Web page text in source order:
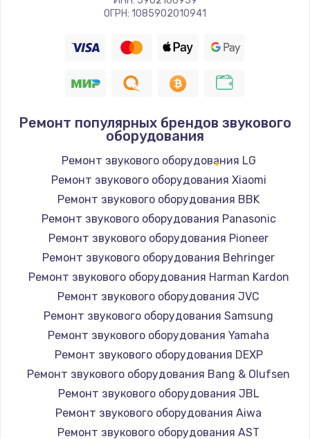
ОГРН: 1085902010941
Ремонт популярных брендов звукового
оборудования
Ремонт звукового оборудования LG
Ремонт звукового оборудования Xiaomi
Ремонт звукового оборудования BBK
Ремонт звукового оборудования Panasonic
Ремонт звукового оборудования Pioneer
Ремонт звукового оборудования Behringer
Ремонт звукового оборудования Harman Kardon
Ремонт звукового оборудования JVC
Ремонт звукового оборудования Samsung
Ремонт звукового оборудования Yamaha
Ремонт звукового оборудования DEXP
Ремонт звукового оборудования Bang & Olufsen
Ремонт звукового оборудования JBL
Ремонт звукового оборудования Aiwa
Ремонт звукового оборудования AST